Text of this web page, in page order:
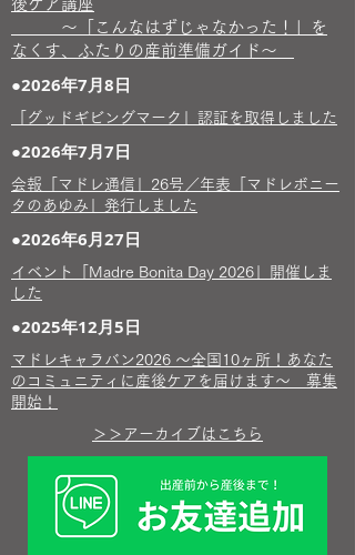
後ケア講座
〜「こんなはずじゃなかった！」を
なくす、ふたりの産前準備ガイド〜
●2026年7月8日
「グッドギビングマーク」認証を取得しました
●2026年7月7日
​会報「マドレ通信」26号／年表「マドレボニー
タのあゆみ」発行しました
●2026年6月27日
イベント「Madre Bonita Day 2026」開催しま
した
●2025年12月5日
マドレキャラバン2026 〜全国10ヶ所！あなた
のコミュニティに産後ケアを届けます〜 募集
開始！
＞＞アーカイブはこちら